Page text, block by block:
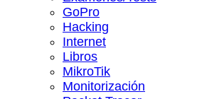
GoPro
Hacking
Internet
Libros
MikroTik
Monitorización